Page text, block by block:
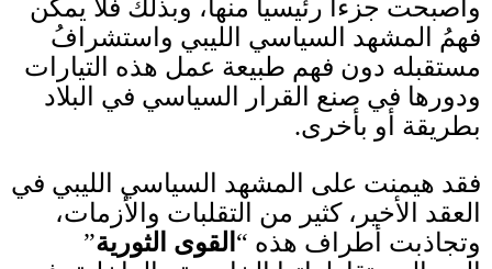
وأصبحت جزءا رئيسيا منها، وبذلك فلا يمكن
فهمُ المشهد السياسي الليبي واستشرافُ
مستقبله دون فهم طبيعة عمل هذه التيارات
ودورها في صنع القرار السياسي في البلاد
بطريقة أو بأخرى.
فقد هيمنت على المشهد السياسي الليبي في
العقد الأخير، كثير من التقلبات والأزمات،
وتجاذبت أطراف هذه “ القوى الثورية”